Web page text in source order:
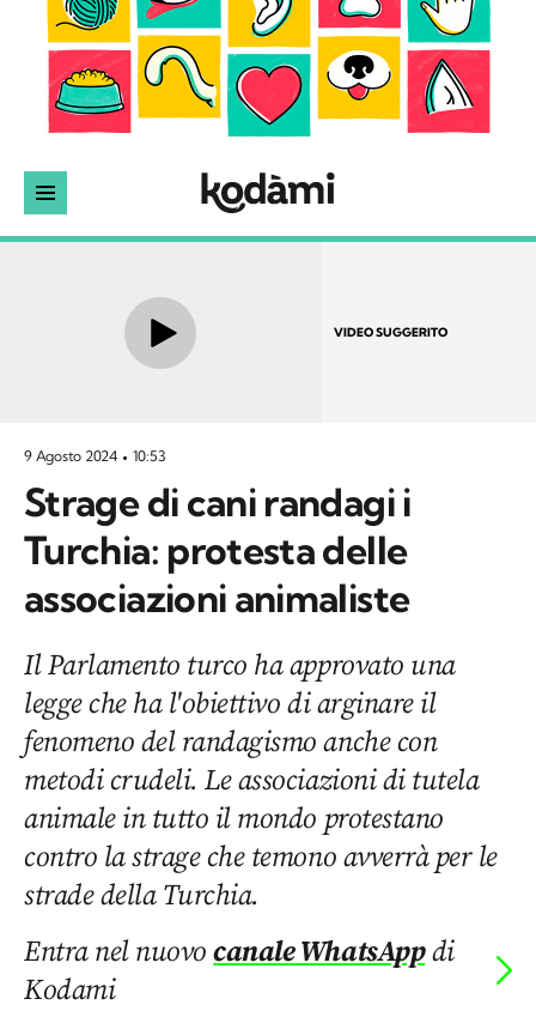
VIDEO SUGGERITO
9 Agosto 2024 10:53
Strage di cani randagi i
Turchia: protesta delle
associazioni animaliste
Il Parlamento turco ha approvato una
legge che ha l'obiettivo di arginare il
fenomeno del randagismo anche con
metodi crudeli. Le associazioni di tutela
animale in tutto il mondo protestano
contro la strage che temono avverrà per le
strade della Turchia.
Entra nel nuovocanale WhatsAppdi
Kodami